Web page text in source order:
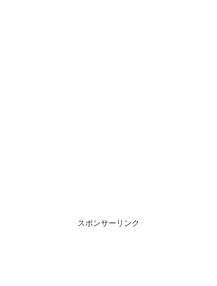
スポンサーリンク